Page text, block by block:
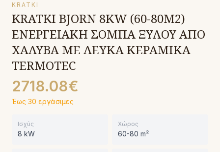
KRATKI
KRATKI BJORN 8KW (60-80M2)
ΕΝΕΡΓΕΙΑΚΗ ΣΟΜΠΑ ΞΥΛΟΥ ΑΠΟ
ΧΑΛΥΒΑ ΜΕ ΛΕΥΚΑ ΚΕΡΑΜΙΚΑ
TERMOTEC
2718.08€
Έως 30 εργάσιμες
Ισχύς
8 kW
Χώρος
60-80 m²